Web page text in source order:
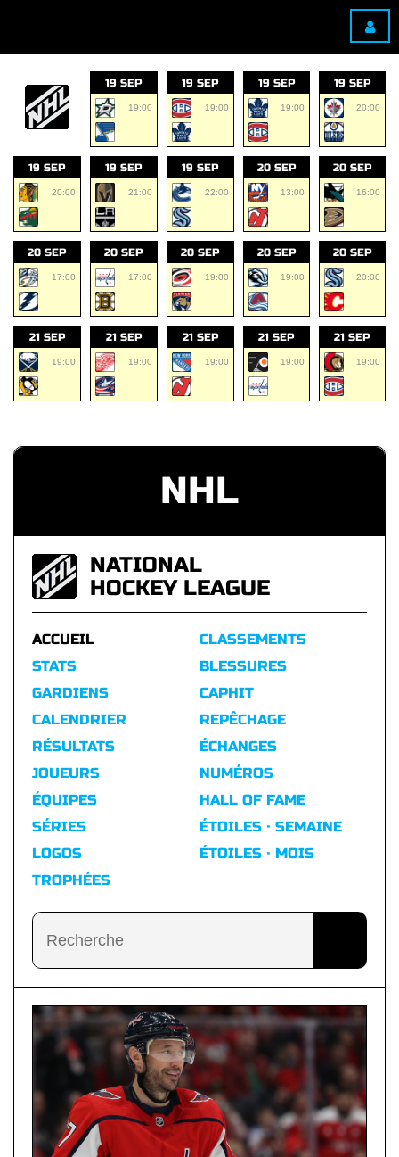
19 SEP
19:00
19 SEP
19:00
19 SEP
19:00
19 SEP
20:00
19 SEP
20:00
19 SEP
21:00
19 SEP
22:00
20 SEP
13:00
20 SEP
16:00
20 SEP
17:00
20 SEP
17:00
20 SEP
19:00
20 SEP
19:00
20 SEP
20:00
21 SEP
19:00
21 SEP
19:00
21 SEP
19:00
21 SEP
19:00
21 SEP
19:00
NHL
NATIONAL
HOCKEY LEAGUE
ACCUEIL
STATS
GARDIENS
CALENDRIER
RÉSULTATS
CLASSEMENTS
BLESSURES
CAPHIT
REPÊCHAGE
ÉCHANGES
JOUEURS
ÉQUIPES
SÉRIES
LOGOS
TROPHÉES
NUMÉROS
HALL OF FAME
ÉTOILES · SEMAINE
ÉTOILES · MOIS